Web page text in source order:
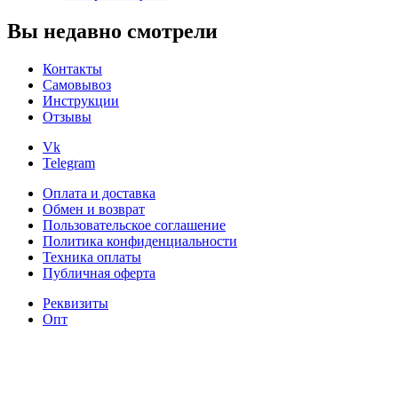
можно
Вы недавно смотрели
Контакты
Самовывоз
Инструкции
Отзывы
Vk
Telegram
Оплата и доставка
Обмен и возврат
Пользовательское соглашение
Политика конфиденциальности
Техника оплаты
Публичная оферта
Реквизиты
Опт